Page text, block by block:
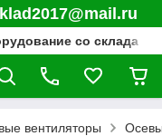
со склада
вентиляторы